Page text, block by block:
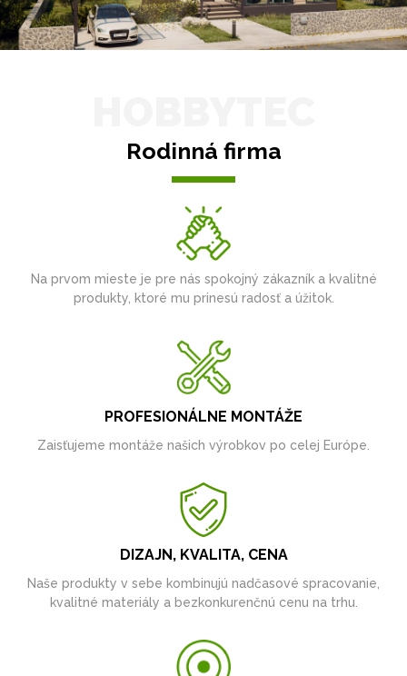
Rodinná firma
Na prvom mieste je pre nás spokojný zákazník a kvalitné
produkty, ktoré mu prinesú radosť a úžitok.
PROFESIONÁLNE MONTÁŽE
Zaisťujeme montáže našich výrobkov po celej Európe.
DIZAJN, KVALITA, CENA
Naše produkty v sebe kombinujú nadčasové spracovanie,
kvalitné materiály a bezkonkurenčnú cenu na trhu.